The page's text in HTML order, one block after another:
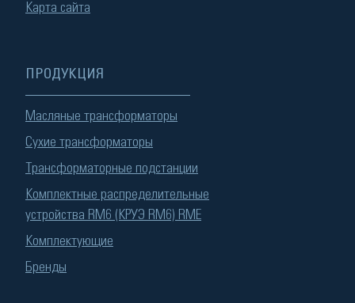
Карта сайта
ПРОДУКЦИЯ
Масляные трансформаторы
Сухие трансформаторы
Трансформаторные подстанции
Комплектные распределительные
устройства RM6 (КРУЭ RM6) RME
Комплектующие
Бренды